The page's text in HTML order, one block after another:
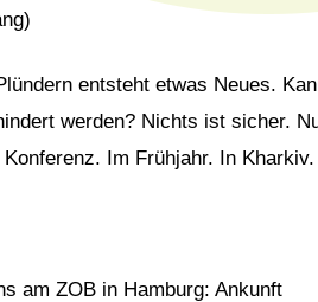
entsteht etwas Neues.
werden? Nichts ist sicher.
Im Frühjahr. In Kharkiv.
am ZOB in Hamburg: Ankunft